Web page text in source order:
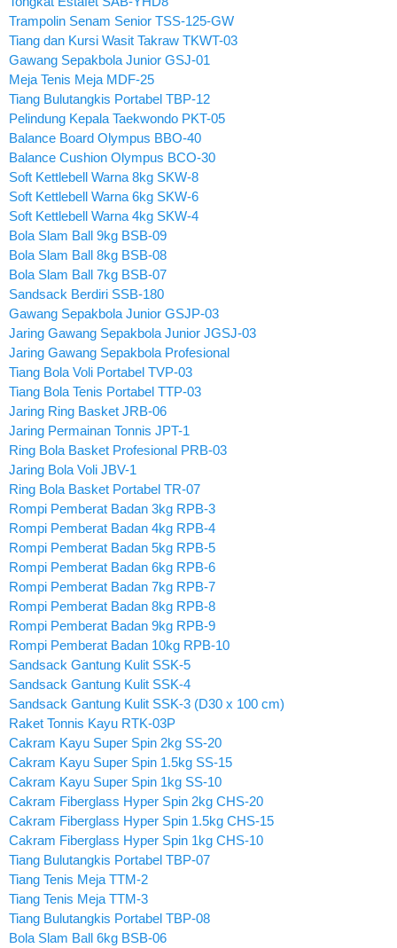
Trampolin Senam Senior TSS-125-GW
Tiang dan Kursi Wasit Takraw TKWT-03
Gawang Sepakbola Junior GSJ-01
Meja Tenis Meja MDF-25
Tiang Bulutangkis Portabel TBP-12
Pelindung Kepala Taekwondo PKT-05
Balance Board Olympus BBO-40
Balance Cushion Olympus BCO-30
Soft Kettlebell Warna 8kg SKW-8
Soft Kettlebell Warna 6kg SKW-6
Soft Kettlebell Warna 4kg SKW-4
Bola Slam Ball 9kg BSB-09
Bola Slam Ball 8kg BSB-08
Bola Slam Ball 7kg BSB-07
Sandsack Berdiri SSB-180
Gawang Sepakbola Junior GSJP-03
Jaring Gawang Sepakbola Junior JGSJ-03
Jaring Gawang Sepakbola Profesional
Tiang Bola Voli Portabel TVP-03
Tiang Bola Tenis Portabel TTP-03
Jaring Ring Basket JRB-06
Jaring Permainan Tonnis JPT-1
Ring Bola Basket Profesional PRB-03
Jaring Bola Voli JBV-1
Ring Bola Basket Portabel TR-07
Rompi Pemberat Badan 3kg RPB-3
Rompi Pemberat Badan 4kg RPB-4
Rompi Pemberat Badan 5kg RPB-5
Rompi Pemberat Badan 6kg RPB-6
Rompi Pemberat Badan 7kg RPB-7
Rompi Pemberat Badan 8kg RPB-8
Rompi Pemberat Badan 9kg RPB-9
Rompi Pemberat Badan 10kg RPB-10
Sandsack Gantung Kulit SSK-5
Sandsack Gantung Kulit SSK-4
Sandsack Gantung Kulit SSK-3 (D30 x 100 cm)
Raket Tonnis Kayu RTK-03P
Cakram Kayu Super Spin 2kg SS-20
Cakram Kayu Super Spin 1.5kg SS-15
Cakram Kayu Super Spin 1kg SS-10
Cakram Fiberglass Hyper Spin 2kg CHS-20
Cakram Fiberglass Hyper Spin 1.5kg CHS-15
Cakram Fiberglass Hyper Spin 1kg CHS-10
Tiang Bulutangkis Portabel TBP-07
Tiang Tenis Meja TTM-2
Tiang Tenis Meja TTM-3
Tiang Bulutangkis Portabel TBP-08
Bola Slam Ball 6kg BSB-06